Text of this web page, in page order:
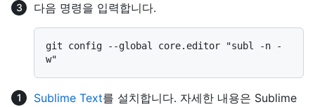
다음 명령을 입력합니다.
git config --global core.editor "subl -n -
Sublime Text를 설치합니다. 자세한 내용은 Sublime